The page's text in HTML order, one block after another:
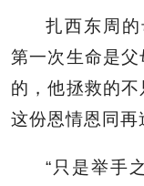
扎西东周
第一次生命是
的，他拯救的不
这份恩情恩同再
“只是举手